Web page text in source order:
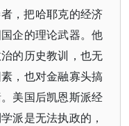
，把哈耶克的经济
企的理论武器。他
的历史教训，也无
，也对金融寡头搞
美国后凯恩斯派经
派是无法执政的，